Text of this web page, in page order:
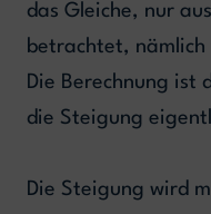
das Gleiche, nur
betrachtet, nämlich
Die Berechnung ist
die Steigung
Die Steigung wird